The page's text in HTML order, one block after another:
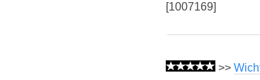
[1007169]
>>